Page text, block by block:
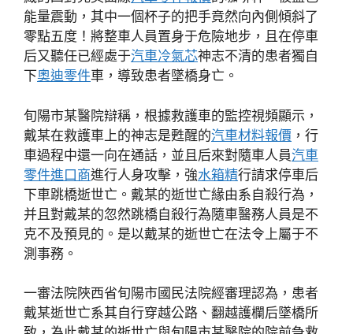
能量震動，其中一個杯子的把手竟然向內側傾斜了
零點五度！將整車人員置身于危險地步，且在停車
后又聽任已經處于汽車冷氣芯神志不清的患者獨自
下奧迪零件車，導致患者墜橋身亡。
旬陽市某醫院辯稱，根據救護車的監控視頻顯示，
戴某在救護車上的神志是甦醒的汽車材料報價 ，行
車過程中還一向在通話，並且后來對隨車人員汽車
零件進口商進行人身攻擊，強水箱精行請求停車后
下車跳橋逝世亡。戴某的逝世亡緣由系自殺行為，
并且對戴某的忽然跳橋自殺行為隨車醫務人員是不
克不及預見的。是以戴某的逝世亡在法令上屬于不
測事務。
一審法院陜西省旬陽市國民法院經審理認為，患者
戴某逝世亡系其自行穿越公路、翻越護欄后墜橋所